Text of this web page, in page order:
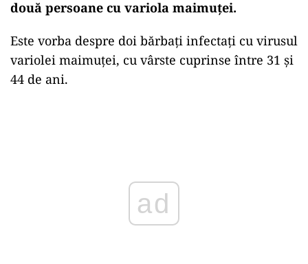
două persoane cu variola maimuței.
Este vorba despre doi bărbaţi infectați cu virusul
variolei maimuței, cu vârste cuprinse între 31 şi
44 de ani.